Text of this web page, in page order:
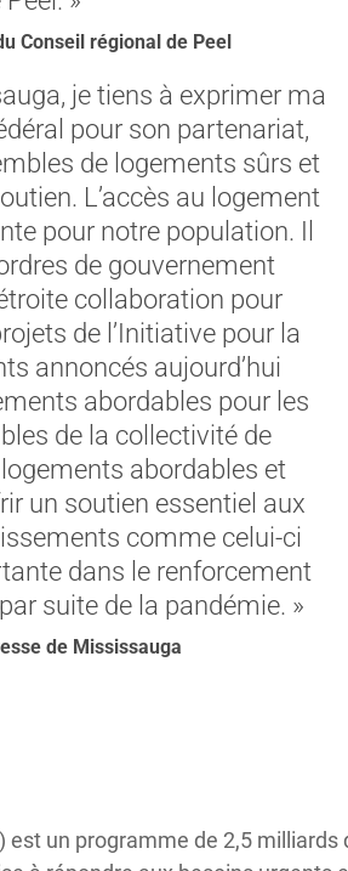
Conseil régional de Peel
je tiens à exprimer ma
pour son partenariat,
de logements sûrs et
L’accès au logement
pour notre population. Il
de gouvernement
collaboration pour
de l’Initiative pour la
annoncés aujourd’hui
abordables pour les
de la collectivité de
abordables et
un soutien essentiel aux
comme celui-ci
dans le renforcement
suite de la pandémie. »
de Mississauga
un programme de 2,5 milliards